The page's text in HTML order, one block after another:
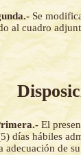
Se
al cuadro
El
días hábiles
adecuación de